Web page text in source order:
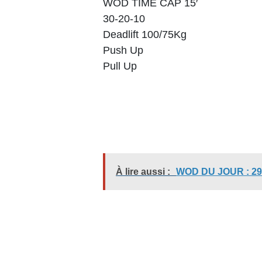
WOD TIME CAP 15′
30-20-10
Deadlift 100/75Kg
Push Up
Pull Up
À lire aussi : WOD DU JOUR :